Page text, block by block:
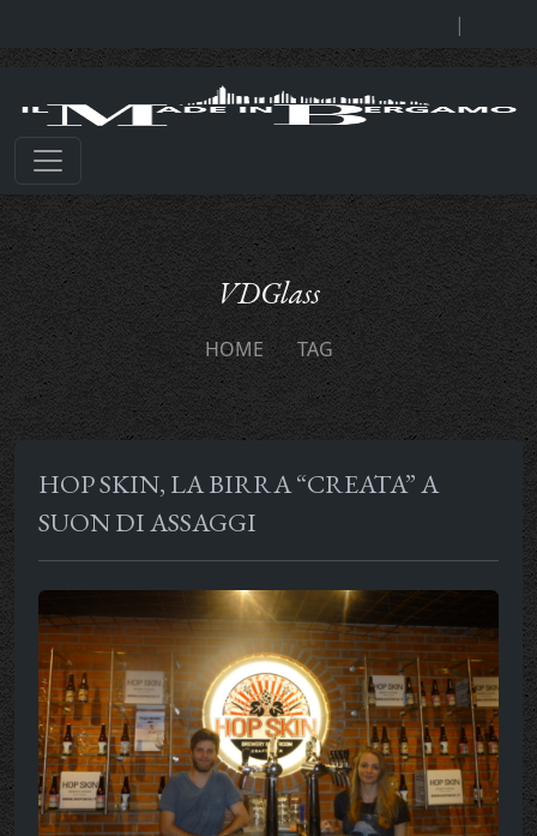
|
VDGlass
HOME TAG
HOP SKIN, LA BIRRA “CREATA” A
SUON DI ASSAGGI